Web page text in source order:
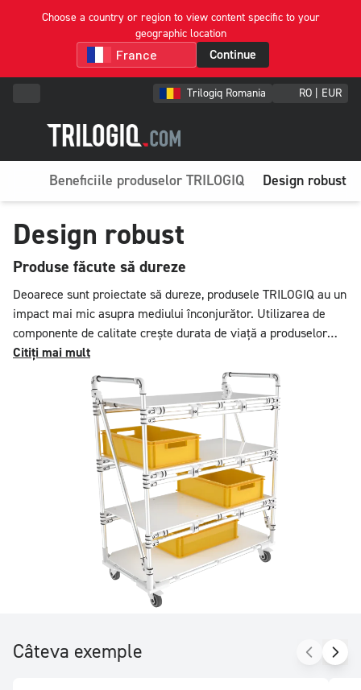
Choose a country or region to view content specific to your
geographic location
Continue
Trilogiq Romania RO | EUR
Beneficiile produselor TRILOGIQ Design robust
Design robust
Produse făcute să dureze
Deoarece sunt proiectate să dureze, produsele TRILOGIQ au un
impact mai mic asupra mediului înconjurător. Utilizarea de
componente de calitate crește durata de viață a produselor
noastre și rezistența acestora la mediile industriale și
Citiți mai mult
Câteva exemple